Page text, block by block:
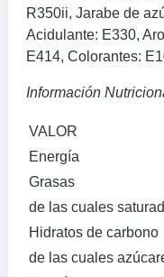
R350ii, Jarabe de
Acidulante: E330,
E414, Colorantes:
Información
VALOR
Energía
Grasas
de las cuales
Hidratos de carbono
de las cuales